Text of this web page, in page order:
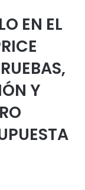
EN EL
Y